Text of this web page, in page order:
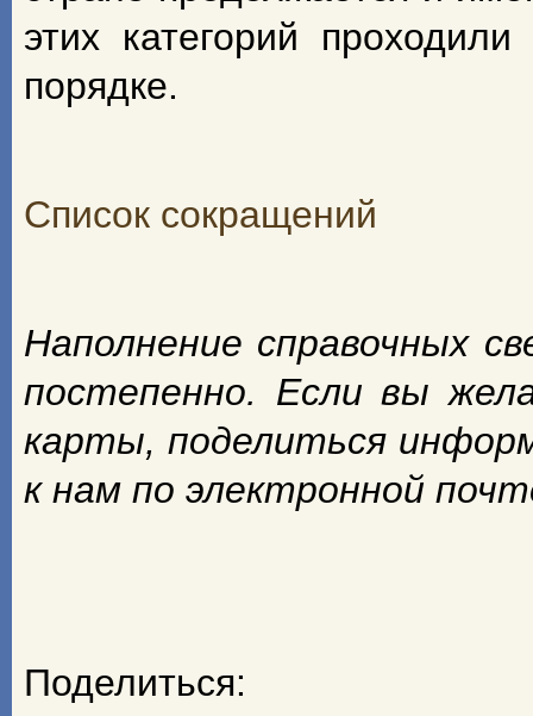
этих категорий
порядке.
Список сокращений
Наполнение справочных
постепенно. Если вы
карты, поделиться
к нам по электронной
Поделиться: